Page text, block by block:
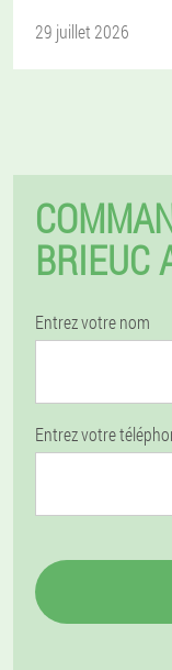
29 juillet 2026
BRIEUC
Entrez votre nom
Entrez votre